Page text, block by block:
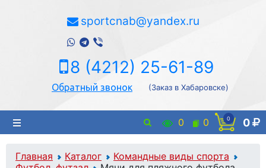
sportcnab@yandex.ru
8 (4212) 25-61-89
Обратный звонок (Заказ в Хабаровске)
0 0 0 0
Главная Каталог
Командные виды спорта